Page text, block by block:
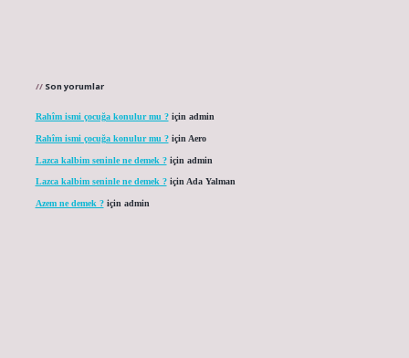
Son yorumlar
Rahîm ismi çocuğa konulur mu ?için admin
Rahîm ismi çocuğa konulur mu ?için Aero
Lazca kalbim seninle ne demek ?için admin
Lazca kalbim seninle ne demek ?için Ada Yalman
Azem ne demek ?için admin